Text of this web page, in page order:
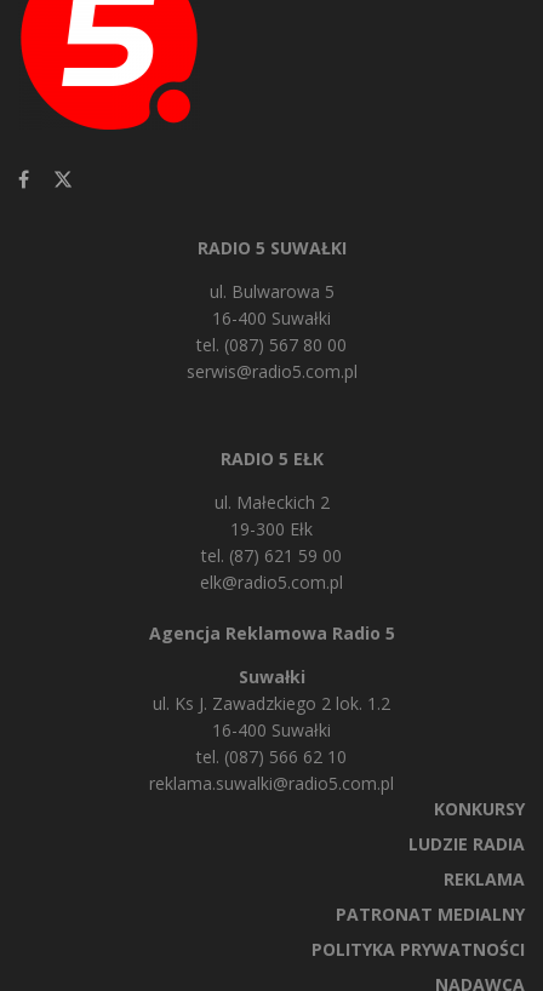
RADIO 5 SUWAŁKI
ul. Bulwarowa 5
16-400 Suwałki
tel. (087) 567 80 00
serwis@radio5.com.pl
RADIO 5 EŁK
ul. Małeckich 2
19-300 Ełk
tel. (87) 621 59 00
elk@radio5.com.pl
Agencja Reklamowa Radio 5
Suwałki
ul. Ks J. Zawadzkiego 2 lok. 1.2
16-400 Suwałki
tel. (087) 566 62 10
reklama.suwalki@radio5.com.pl
KONKURSY
LUDZIE RADIA
REKLAMA
PATRONAT MEDIALNY
POLITYKA PRYWATNOŚCI
NADAWCA